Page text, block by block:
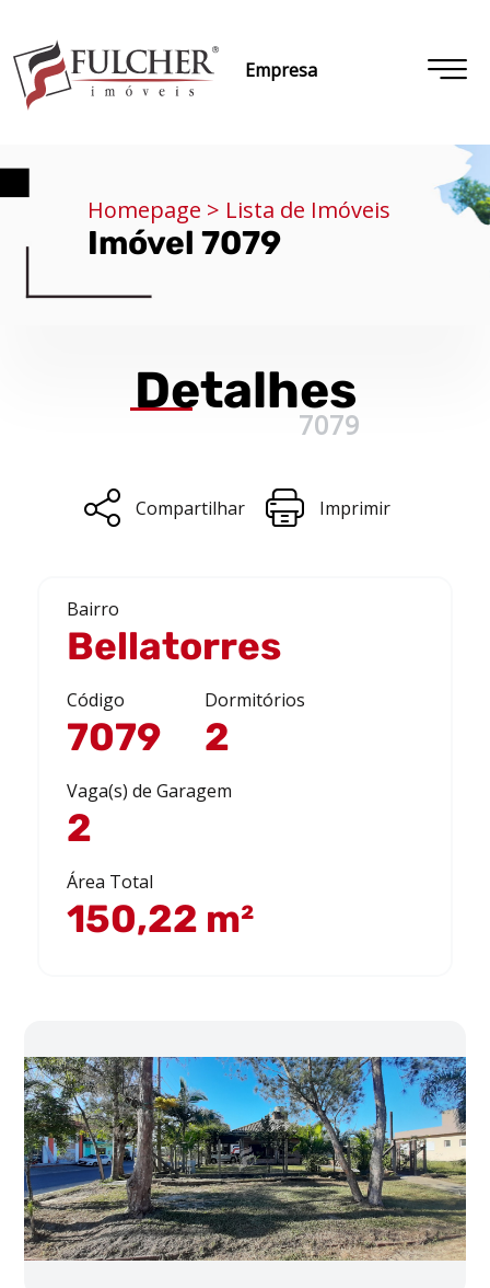
Empresa
Homepage > Lista de Imóveis
Imóvel 7079
Detalhes
7079
Compartilhar Imprimir
Bairro
Bellatorres
Código
7079
Dormitórios
2
Vaga(s) de Garagem
2
Área Total
150,22 m²